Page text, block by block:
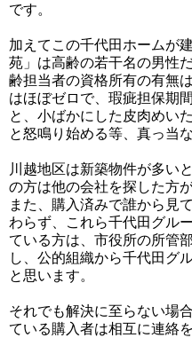
です。
加えてこの千代田ホームが
苑」は高齢の若干名の男性
齢担当者の資格所有の有無
はほぼゼロで、瑕疵担保期
と、小ばかにした皮肉めい
と怒鳴り始める等、真っ当
川越地区は新築物件が多い
の方は他の会社を探した方
また、購入済みで誰から見
わらず、これら千代田グル
ている方は、市役所の所管
し、公的組織から千代田グ
と思います。
それでも解決に至らない場
ている購入者は相互に連絡